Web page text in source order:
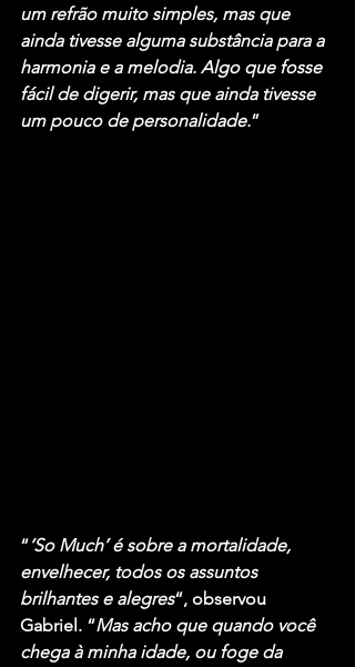
um refrão muito simples, mas que
ainda tivesse alguma substância para a
harmonia e a melodia. Algo que fosse
fácil de digerir, mas que ainda tivesse
um pouco de personalidade.”
“‘So Much’ é sobre a mortalidade,
envelhecer, todos os assuntos
brilhantes e alegres“, observou
Gabriel. “Mas acho que quando você
chega à minha idade, ou foge da